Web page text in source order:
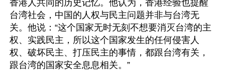
香港人共同的历史记忆。他认为，香港经验也提醒
台湾社会，中国的人权与民主问题并非与台湾无
关。他说：“这个国家无时无刻不想要消灭台湾的主
权、实践民主，所以这个国家发生的任何侵害人
权、破坏民主、打压民主的事情，都跟台湾有关，
跟台湾的国家安全息息相关。”